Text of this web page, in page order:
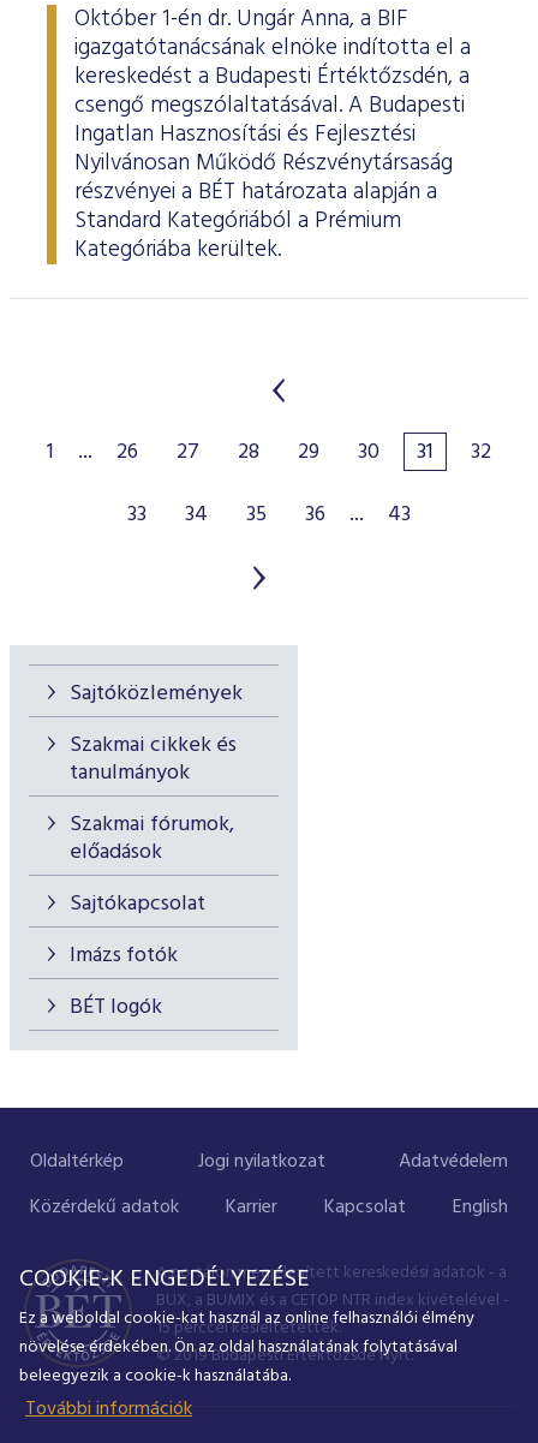
Sajtóközlemények
Szakmai cikkek és
tanulmányok
Szakmai fórumok,
előadások
Sajtókapcsolat
Imázs fotók
BÉT logók
Október 1-én dr. Ungár Anna, a BIF
igazgatótanácsának elnöke indította el a
kereskedést a Budapesti Értéktőzsdén, a
csengő megszólaltatásával. A Budapesti
Ingatlan Hasznosítási és Fejlesztési
Nyilvánosan Működő Részvénytársaság
részvényei a BÉT határozata alapján a
Standard Kategóriából a Prémium
Kategóriába kerültek.
1 ... 26 27 28 29 30 31
32
33
34 35 36 ... 43
Oldaltérkép Jogi nyilatkozat
Adatvédelem
Közérdekű adatok
Karrier Kapcsolat English
A portálon megjelenített kereskedési adatok - a
BUX, a BUMIX és a CETOP NTR index kivételével -
15 perccel késleltetettek.
© 2019 Budapesti Értéktőzsde Nyrt.
COOKIE-K ENGEDÉLYEZÉSE
Ez a weboldal cookie-kat használ az online felhasználói élmény
növelése érdekében. Ön az oldal használatának folytatásával
beleegyezik a cookie-k használatába.
További információk